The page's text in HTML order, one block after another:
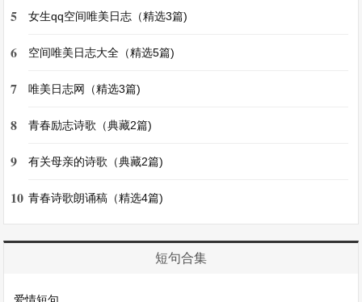
向日葵的果实就是瓜子。瓜子小小的，黑黑的，吃
我带来了美味的瓜子。它真是我的好植物朋友。
我的植物朋友作文三年级300字第4篇
我的植物朋友作文三年级300字
我有一位植物朋友，它就是向日葵。
向日葵的茎又粗又壮，直直地挺立着，就像一个坚
5 女生qq空间唯美日志（精选3篇)
6 空间唯美日志大全（精选5篇)
7 唯美日志网（精选3篇)
8 青春励志诗歌（典藏2篇)
9 有关母亲的诗歌（典藏2篇)
10 青春诗歌朗诵稿（精选4篇)
短句合集